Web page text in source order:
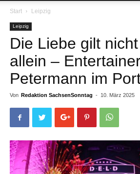
Start Leipzig
Leipzig
Die Liebe gilt
allein –
Petermann im
Von Redaktion SachsenSonntag - 10. März 2025